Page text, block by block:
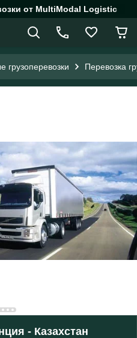
от MultiModal Logistic
грузоперевозки Перевозка
- Казахстан